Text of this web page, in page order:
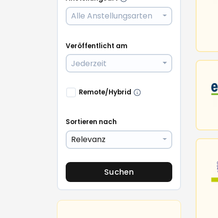
Alle Anstellungsarten
Veröffentlicht am
Jederzeit
Remote/Hybrid
Sortieren nach
Relevanz
Suchen